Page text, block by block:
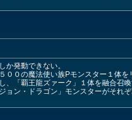
か発動できない。
０の魔法使い族Pモンスター１体
、「覇王龍ズァーク」１体を融合召
ョン・ドラゴン」モンスターがそれ